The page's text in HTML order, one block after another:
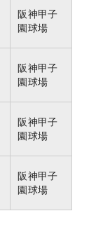
阪神甲子
園球場
阪神甲子
園球場
阪神甲子
園球場
阪神甲子
園球場